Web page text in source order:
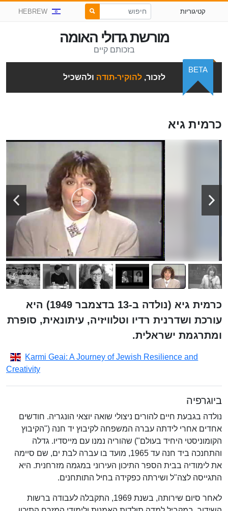
קטיגוריות HEBREW
מורשת גדולי האומה
בזכותם קיים
לזכור,להוקיר-תודה ולהשכיל
BETA
כרמית גיא
כרמית גיא (נולדה ב-13 בדצמבר 1949) היא
עורכת ושדרנית רדיו וטלוויזיה, עיתונאית, סופרת
ומתרגמת ישראלית.
Karmi Geai: A Journey of Jewish Resilience and
Creativity
ביוגרפיה
נולדה בגבעת חיים להורים ניצולי שואה יוצאי הונגריה. חודשים
אחדים אחרי לידתה עברה המשפחה לקיבוץ יד חנה ("הקיבוץ
הקומוניסטי היחיד בעולם") שהוריה נמנו עם מייסדיו. גדלה
והתחנכה ביד חנה עד 1965, מועד בו עברה לבת ים, שם סיימה
את לימודיה בבית הספר התיכון העירוני במגמה מזרחנית. היא
התגייסה לצה"ל ושירתה כפקידה בחיל התותחנים.
לאחר סיום שירותה, בשנת 1969, התקבלה לעבודה ברשות